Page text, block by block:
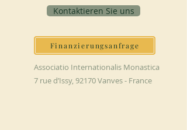
Kontaktieren Sie uns
Finanzierungsanfrage
Associatio Internationalis Monastica
7 rue d’Issy, 92170 Vanves - France